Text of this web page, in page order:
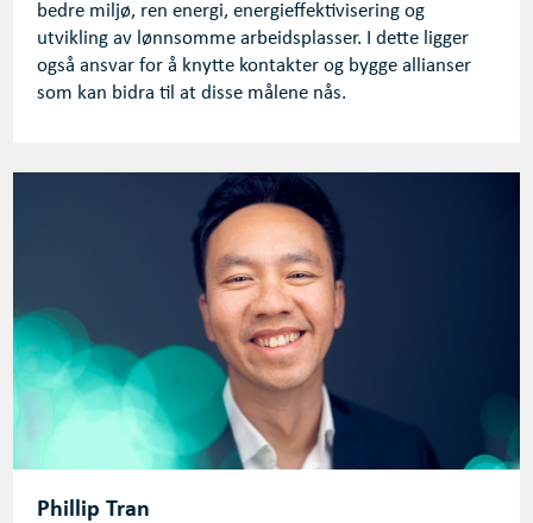
bedre miljø, ren energi, energieffektivisering og
utvikling av lønnsomme arbeidsplasser. I dette ligger
også ansvar for å knytte kontakter og bygge allianser
som kan bidra til at disse målene nås.
Phillip Tran